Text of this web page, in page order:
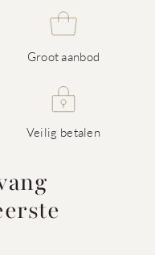
Groot aanbod
Veilig betalen